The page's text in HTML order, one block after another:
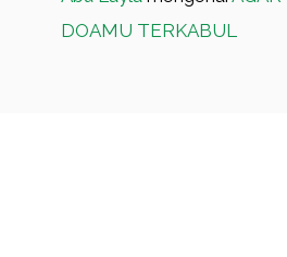
DOAMU TERKABUL